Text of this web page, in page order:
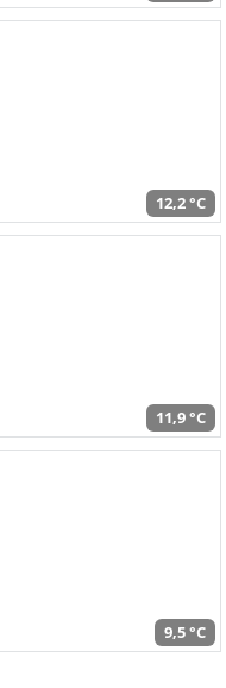
12,2 °C
11,9 °C
9,5 °C